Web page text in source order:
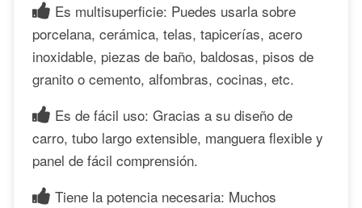
Es multisuperficie: Puedes usarla sobre
porcelana, cerámica, telas, tapicerías, acero
inoxidable, piezas de baño, baldosas, pisos de
granito o cemento, alfombras, cocinas, etc.
Es de fácil uso: Gracias a su diseño de
carro, tubo largo extensible, manguera flexible y
panel de fácil comprensión.
Tiene la potencia necesaria: Muchos